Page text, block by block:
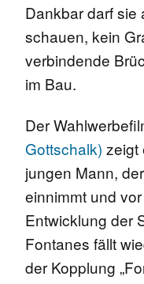
Dankbar darf sie
schauen, kein
verbindende
im Bau.
Der
Gottschalk) zeigt
jungen Mann,
einnimmt und
Entwicklung der
Fontanes fällt
der Kopplung